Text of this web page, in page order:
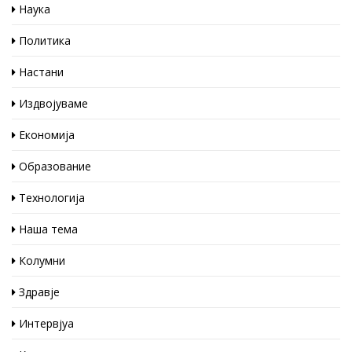
Наука
Политика
Настани
Издвојуваме
Економија
Образование
Технологија
Наша тема
Колумни
Здравје
Интервјуа